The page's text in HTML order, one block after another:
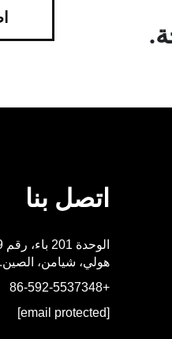
اتصل بنا
هولي، شيامن، الصين.
+86-592-5537348
[email protected]